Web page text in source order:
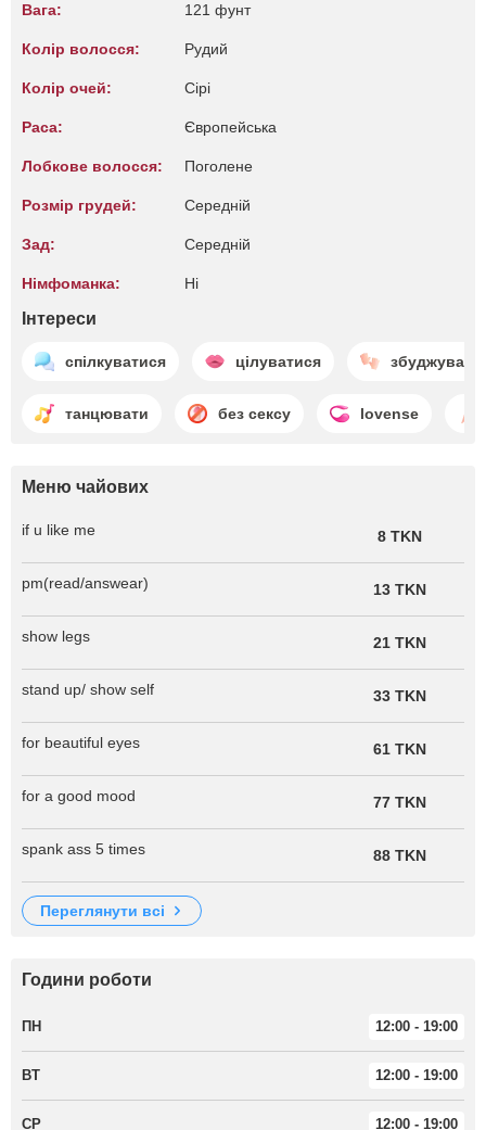
Вага: 121 фунт
Колір волосся: Рудий
Колір очей: Сірі
Раса: Європейська
Лобкове волосся: Поголене
Розмір грудей: Середній
Зад: Середній
Німфоманка: Ні
Інтереси
спілкуватися цілуватися збуджувати
танцювати без сексу lovense
Меню чайових
if u like me 8 TKN
pm(read/answear) 13 TKN
show legs 21 TKN
stand up/ show self 33 TKN
for beautiful eyes 61 TKN
for a good mood 77 TKN
spank ass 5 times 88 TKN
переглянути всі
Години роботи
ПН 12:00 - 19:00
ВТ 12:00 - 19:00
СР 12:00 - 19:00